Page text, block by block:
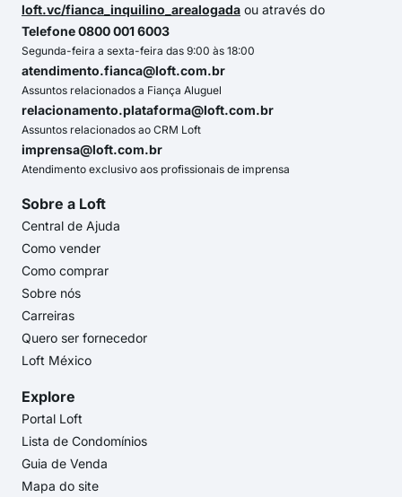
loft.vc/fianca_inquilino_arealogada ou através do
Telefone 0800 001 6003
Segunda-feira a sexta-feira das 9:00 às 18:00
atendimento.fianca@loft.com.br
Assuntos relacionados a Fiança Aluguel
relacionamento.plataforma@loft.com.br
Assuntos relacionados ao CRM Loft
imprensa@loft.com.br
Atendimento exclusivo aos profissionais de imprensa
Sobre a Loft
Central de Ajuda
Como vender
Como comprar
Sobre nós
Carreiras
Quero ser fornecedor
Loft México
Explore
Portal Loft
Lista de Condomínios
Guia de Venda
Mapa do site